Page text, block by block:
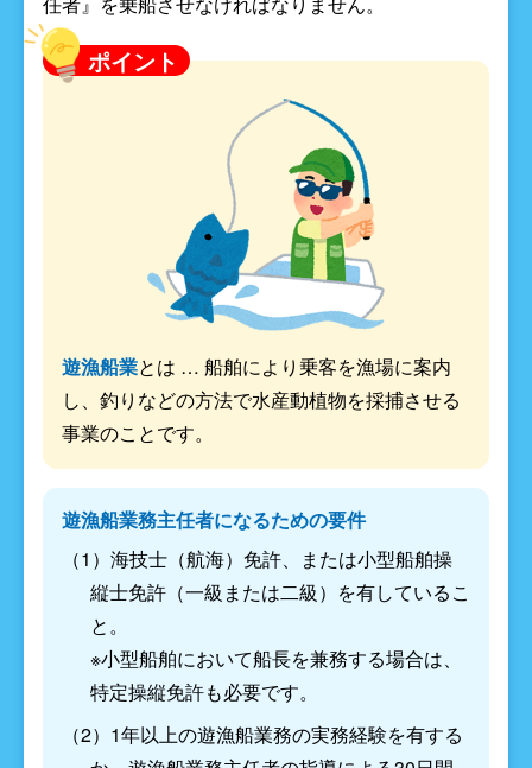
ポイント
遊漁船業とは … 船舶により乗客を漁場に案内
し、釣りなどの方法で水産動植物を採捕させる
事業のことです。
遊漁船業務主任者になるための要件
（1）海技士（航海）免許、または小型船舶操
縦士免許（一級または二級）を有しているこ
と。
※小型船舶において船長を兼務する場合は、
特定操縦免許も必要です。
（2）1年以上の遊漁船業務の実務経験を有する